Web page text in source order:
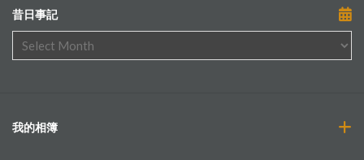
昔日事記
我的相簿